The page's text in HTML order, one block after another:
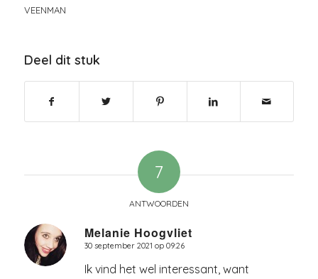
VEENMAN
Deel dit stuk
7
ANTWOORDEN
Melanie Hoogvliet
zegt:
30 september 2021 op 09:26
Ik vind het wel interessant, want